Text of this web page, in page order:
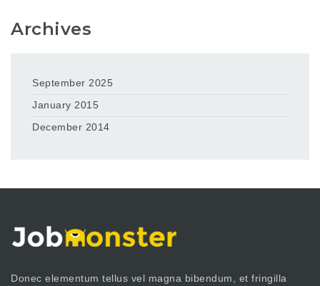
Archives
September 2025
January 2015
December 2014
Donec elementum tellus vel magna bibendum, et fringilla